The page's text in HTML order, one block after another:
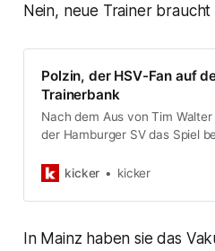
Nein, neue Trainer braucht
Polzin, der HSV-Fan auf
Trainerbank
Nach dem Aus von Tim
der Hamburger SV das Spiel
der Trainerbank bestreiten.
jährige, im Hamburger Stadtteil
Assistent, soll eine echte
kicker kicker
In Mainz haben sie das